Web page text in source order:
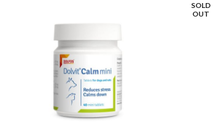
SOLD
OUT